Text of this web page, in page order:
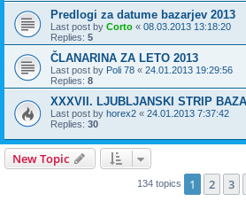
Predlogi za datume bazarjev 2013
Last post by Corto « 08.03.2013 13:18:20
Replies: 5
ČLANARINA ZA LETO 2013
Last post by Poli 78 « 24.01.2013 19:29:56
Replies: 8
XXXVII. LJUBLJANSKI STRIP
Last post by horex2 « 24.01.2013 7:37:42
Replies: 30
New Topic
134 topics 1 2 3